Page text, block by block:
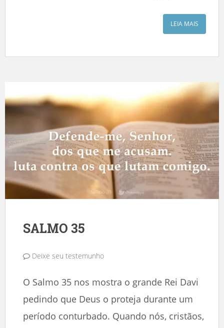
LEIA MAIS
SALMO 35
Deixe seu testemunho
O Salmo 35 nos mostra o grande Rei Davi
pedindo que Deus o proteja durante um
período conturbado. Quando nós, cristãos,